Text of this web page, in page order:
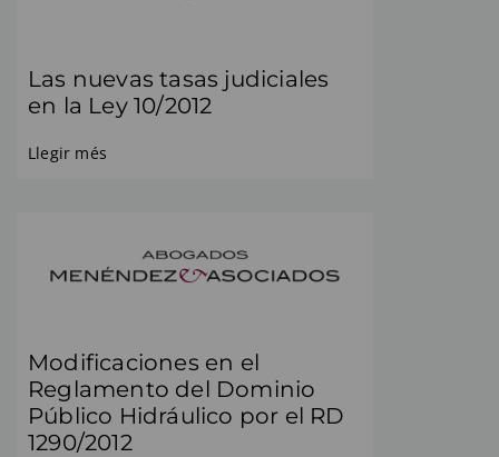
Las nuevas tasas judiciales
en la Ley 10/2012
Llegir més
Modificaciones en el
Reglamento del Dominio
Público Hidráulico por el RD
1290/2012